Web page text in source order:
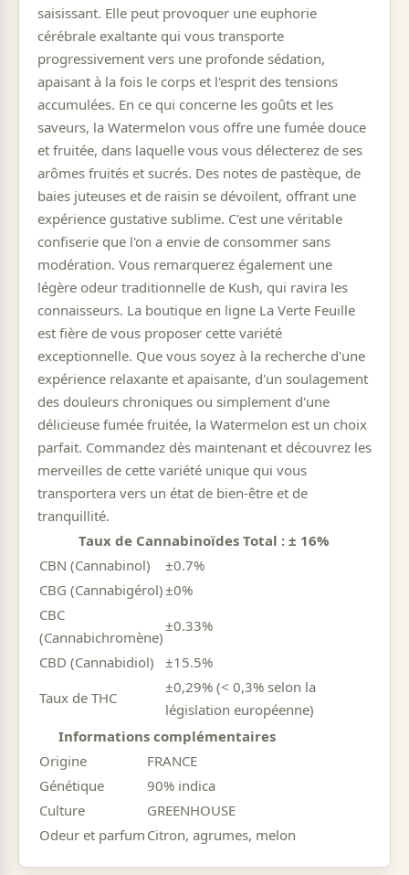
saisissant. Elle peut provoquer une euphorie
cérébrale exaltante qui vous transporte
progressivement vers une profonde sédation,
apaisant à la fois le corps et l'esprit des tensions
accumulées. En ce qui concerne les goûts et les
saveurs, la Watermelon vous offre une fumée douce
et fruitée, dans laquelle vous vous délecterez de ses
arômes fruités et sucrés. Des notes de pastèque, de
baies juteuses et de raisin se dévoilent, offrant une
expérience gustative sublime. C'est une véritable
confiserie que l'on a envie de consommer sans
modération. Vous remarquerez également une
légère odeur traditionnelle de Kush, qui ravira les
connaisseurs. La boutique en ligne La Verte Feuille
est fière de vous proposer cette variété
exceptionnelle. Que vous soyez à la recherche d'une
expérience relaxante et apaisante, d'un soulagement
des douleurs chroniques ou simplement d'une
délicieuse fumée fruitée, la Watermelon est un choix
parfait. Commandez dès maintenant et découvrez les
merveilles de cette variété unique qui vous
transportera vers un état de bien-être et de
tranquillité.
Taux de Cannabinoïdes Total : ± 16%
CBN (Cannabinol)
±0.7%
CBG (Cannabigérol)±0%
CBC
(Cannabichromène)
±0.33%
CBD (Cannabidiol)
±15.5%
Taux de THC
±0,29% (< 0,3% selon la
législation européenne)
Informations complémentaires
Origine
FRANCE
Génétique
90% indica
Culture
GREENHOUSE
Odeur et parfum Citron, agrumes, melon